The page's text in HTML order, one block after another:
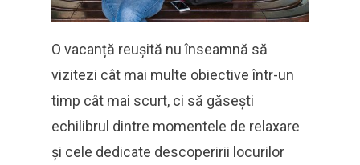
O vacanță reușită nu înseamnă să
vizitezi cât mai multe obiective într-un
timp cât mai scurt, ci să găsești
echilibrul dintre momentele de relaxare
și cele dedicate descoperirii locurilor